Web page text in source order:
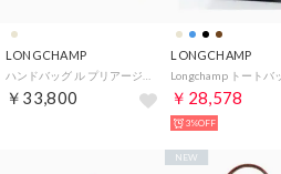
LONGCHAMP
￥33,800
LONGCHAMP
￥28,578
3%OFF
NEW